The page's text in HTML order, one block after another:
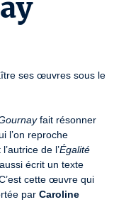
ses œuvres sous le
fait résonner
l’on reproche
de l’Égalité
écrit un texte
cette œuvre qui
par Caroline